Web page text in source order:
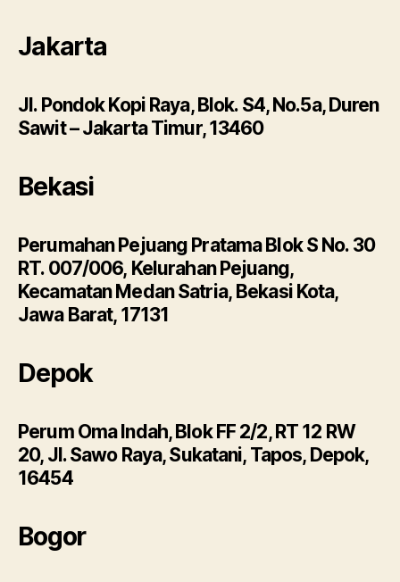
Jakarta
Jl. Pondok Kopi Raya, Blok. S4, No.5a, Duren
Sawit – Jakarta Timur, 13460
Bekasi
Perumahan Pejuang Pratama Blok S No. 30
RT. 007/006, Kelurahan Pejuang,
Kecamatan Medan Satria, Bekasi Kota,
Jawa Barat, 17131
Depok
Perum Oma Indah, Blok FF 2/2, RT 12 RW
20, Jl. Sawo Raya, Sukatani, Tapos, Depok,
16454
Bogor